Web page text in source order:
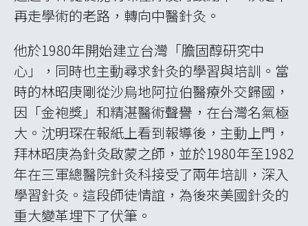
再走學術的老路，轉向中醫針灸。
他於1980年開始建立台灣「膽固醇研究中
心」，同時也主動尋求針灸的學習與培訓。當
時的林昭庚剛從沙烏地阿拉伯醫療外交歸國，
因「金袍獎」和精湛醫術聲譽，在台灣名氣極
大。沈明琛在報紙上看到報導後，主動上門，
拜林昭庚為針灸啟蒙之師，並於1980年至1982
年在三軍總醫院針灸科接受了兩年培訓，深入
學習針灸。這段師徒情誼，為後來美國針灸的
重大變革埋下了伏筆。